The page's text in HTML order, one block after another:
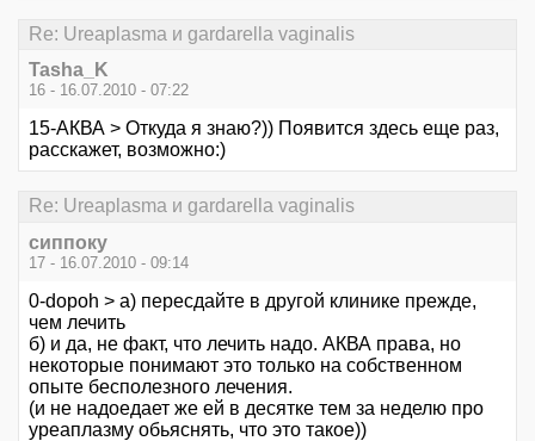
Re: Ureaplasma и gardarella vaginalis
Tasha_K
16 - 16.07.2010 - 07:22
15-АКВА > Откуда я знаю?)) Появится здесь еще раз,
расскажет, возможно:)
Re: Ureaplasma и gardarella vaginalis
сиппоку
17 - 16.07.2010 - 09:14
0-dopoh > а) пересдайте в другой клинике прежде,
чем лечить
б) и да, не факт, что лечить надо. АКВА права, но
некоторые понимают это только на собственном
опыте бесполезного лечения.
(и не надоедает же ей в десятке тем за неделю про
уреаплазму обьяснять, что это такое))